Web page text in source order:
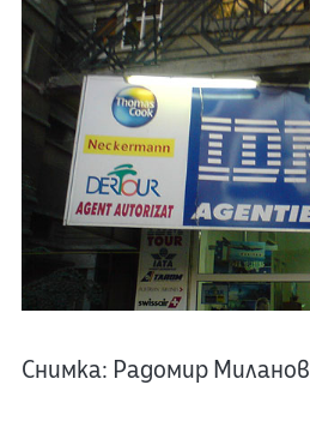
Снимка: Радомир Миланов